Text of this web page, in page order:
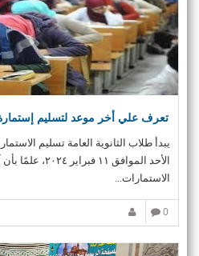
تعرف علي أخر موعد لتسليم إستمارة
يبدأ طلاب الثانوية العامة تسليم
الأحد الموافق ١١
الاستمارات...
0